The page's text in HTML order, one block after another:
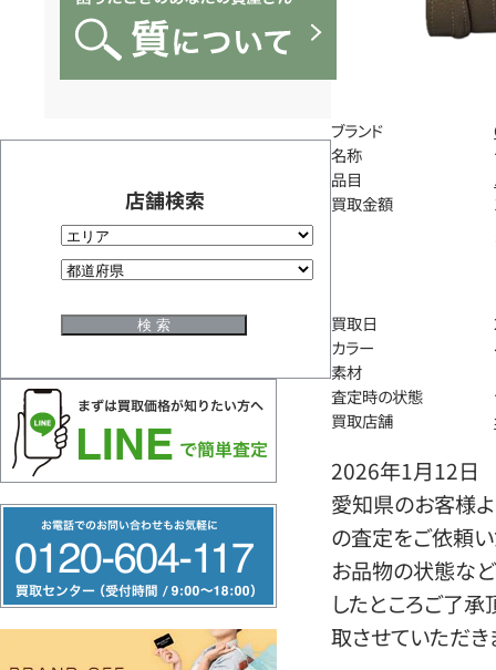
店舗検索
リ
ー
ブランド
名称
品目
買取金額
買取日
カラー
素材
査定時の状態
買取店舗
2026年1月12日
愛知県のお客様よ
の査定をご依頼い
お品物の状態など
したところご了
取させていただき